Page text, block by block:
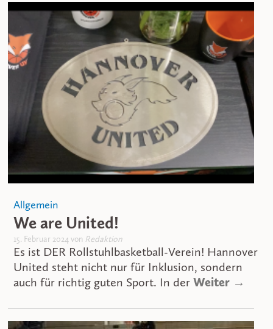
Allgemein
We are United!
15. Februar 2024 von Redaktion
Es ist DER Rollstuhlbasketball-Verein! Hannover
United steht nicht nur für Inklusion, sondern
auch für richtig guten Sport. In derWeiter →